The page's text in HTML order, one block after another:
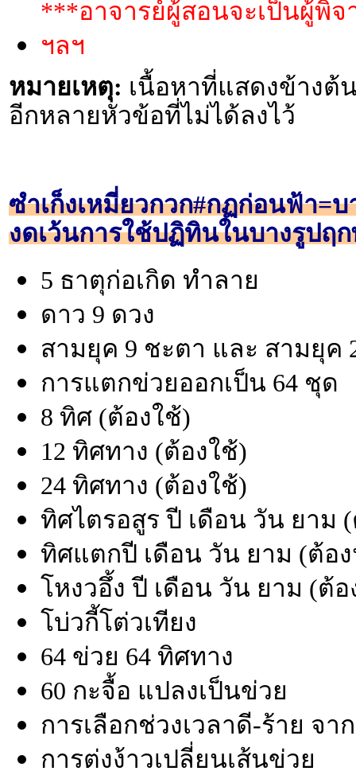
***อาจารย์ผู้สอนจะเป็นผู้พิ
ฯลฯ
หมายเหตุ: เนื้อหาที่แสดงข้างต้
อีกหลายหัวข้อที่ไม่ได้ลงไว้
ซำเก็งเหมี่ยวกวก#กฏก่อนฟ้า=
งดเว้นการใช้ปฏิทินในบางรูปฤ
5 ธาตุก่อเกิด ทำลาย
ดาว 9 ดวง
สามยุค 9 ชะตา และ สามยุค
การแตกข่วยออกเป็น 64 ชุด
8 ทิศ (ต้องใช้)
12 ทิศทาง (ต้องใช้)
24 ทิศทาง (ต้องใช้)
ทิศไตรอสูร ปี เดือน วัน ยาม
ทิศแตกปี เดือน วัน ยาม (ต้อ
โหงวอึ้ง ปี เดือน วัน ยาม (ต้
โบ่วกี้โต่วเทียง
64 ข่วย 64 ทิศทาง
60 กะจื้อ แปลงเป็นข่วย
การเลือกช่วงเวลาดี-ร้าย จา
การต่งง้าวเปลี่ยนเส้นข่วย